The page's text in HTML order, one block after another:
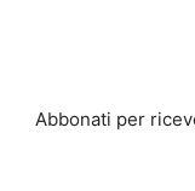
Abbonati per